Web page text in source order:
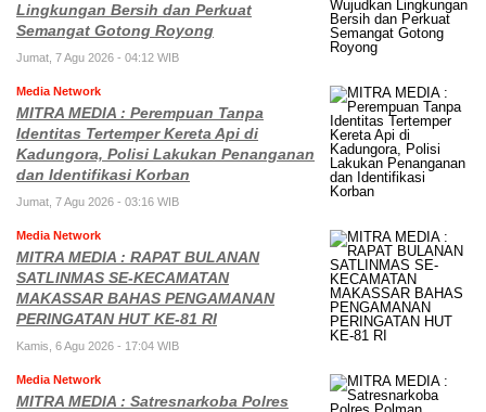
Lingkungan Bersih dan Perkuat
Semangat Gotong Royong
Jumat, 7 Agu 2026 - 04:12 WIB
Media Network
MITRA MEDIA : Perempuan Tanpa
Identitas Tertemper Kereta Api di
Kadungora, Polisi Lakukan Penanganan
dan Identifikasi Korban
Jumat, 7 Agu 2026 - 03:16 WIB
Media Network
MITRA MEDIA : RAPAT BULANAN
SATLINMAS SE-KECAMATAN
MAKASSAR BAHAS PENGAMANAN
PERINGATAN HUT KE-81 RI
Kamis, 6 Agu 2026 - 17:04 WIB
Media Network
MITRA MEDIA : Satresnarkoba Polres